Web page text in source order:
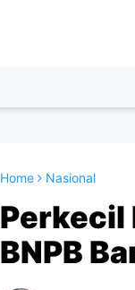
Home Nasional
Perkecil
BNPB